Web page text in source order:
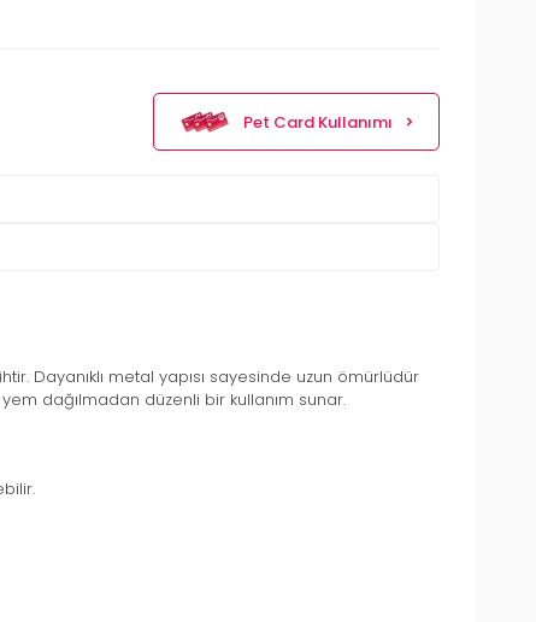
Pet Card Kullanımı
Dayanıklı metal yapısı sayesinde uzun ömürlüdür
dağılmadan düzenli bir kullanım sunar.